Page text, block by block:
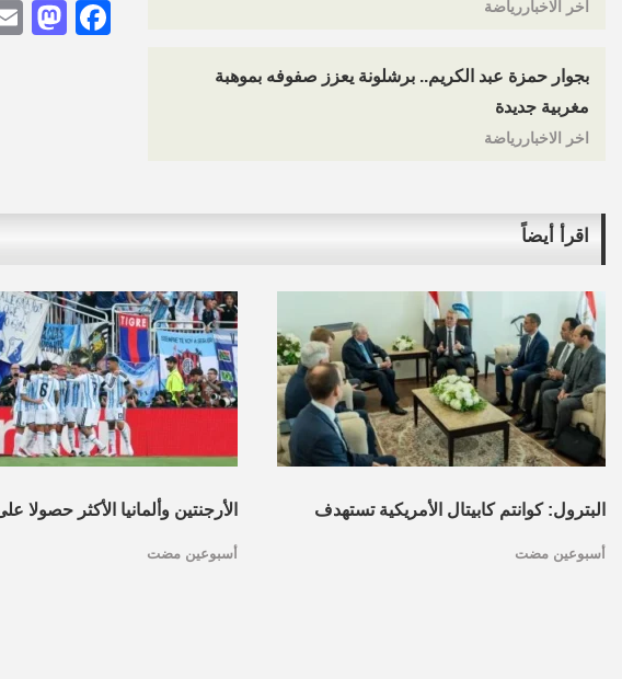
اخر الاخباررياضة
بجوار حمزة عبد الكريم.. برشلونة يعزز صفوفه بموهبة
مغربية جديدة
اخر الاخباررياضة
اقرأ أيضاً
البترول: كوانتم كابيتال الأمريكية تستهدف
أسبوعين مضت
الأرجنتين وألمانيا الأكثر حصولا
أسبوعين مضت